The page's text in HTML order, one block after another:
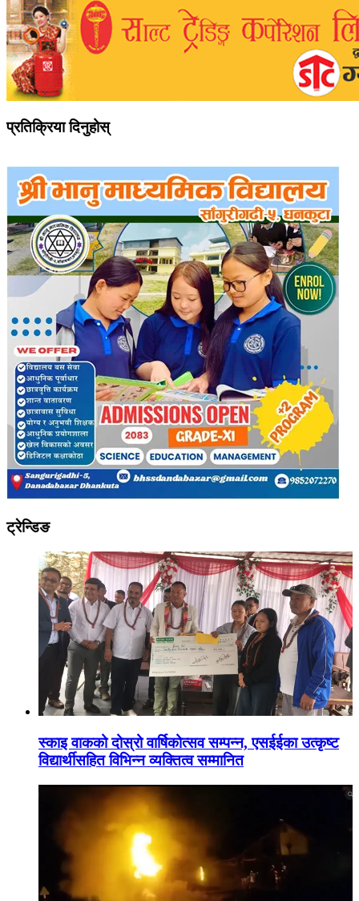
प्रतिक्रिया दिनुहोस्
ट्रेन्डिङ
स्काइ वाकको दोस्रो वार्षिकोत्सव सम्पन्न, एसईईका उत्कृष्ट
विद्यार्थीसहित विभिन्न व्यक्तित्व सम्मानित